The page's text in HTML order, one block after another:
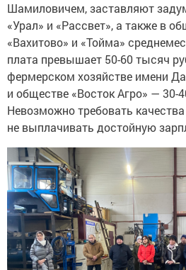
Шамиловичем, заставляют
«Урал» и «Рассвет», а также в
«Вахитово» и «Тойма»
плата превышает 50-60 тысяч
фермерском хозяйстве имени
и обществе «Восток Агро» — 30-
Невозможно требовать
не выплачивать достойную